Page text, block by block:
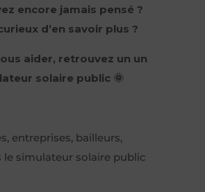
encore jamais pensé ?
d’en savoir plus ?
aider, retrouvez un un
solaire public 🌞
entreprises, bailleurs,
le simulateur solaire public